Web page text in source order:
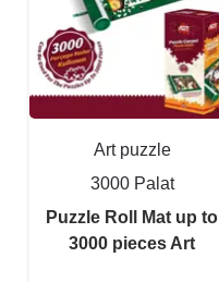
Art puzzle
3000 Palat
Puzzle Roll Mat up to
3000 pieces Art